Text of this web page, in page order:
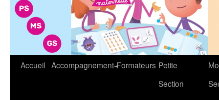
Accueil Accompagnement+Formateurs Petite
Section